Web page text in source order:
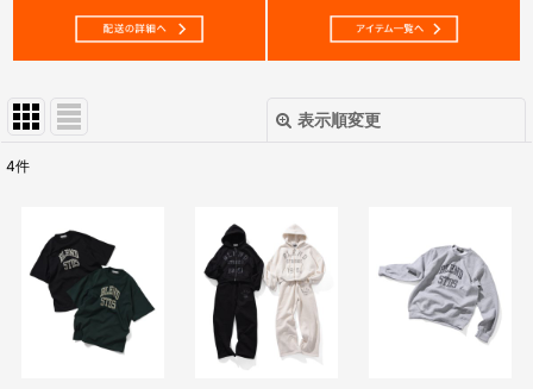
表示順変更
在庫あり
並び順 :
絞り込む
4件